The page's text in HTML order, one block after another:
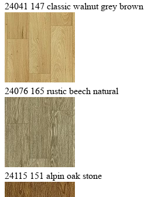
24041 147 classic walnut grey brown
24076 165 rustic beech natural
24115 151 alpin oak stone